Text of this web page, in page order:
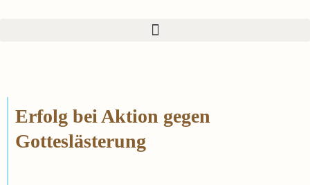
Erfolg bei Aktion gegen
Gotteslästerung